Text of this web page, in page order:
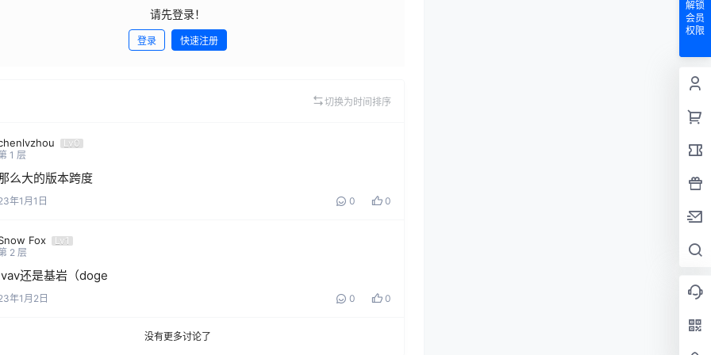
请先登录！
登录 快速注册
切换为时间排序
Lv0
1 层
么大的版本跨度
年1月1日 0 0
Fox
Lv1
2 层
还是基岩（doge
年1月2日 0 0
没有更多讨论了
解锁
会员
权限